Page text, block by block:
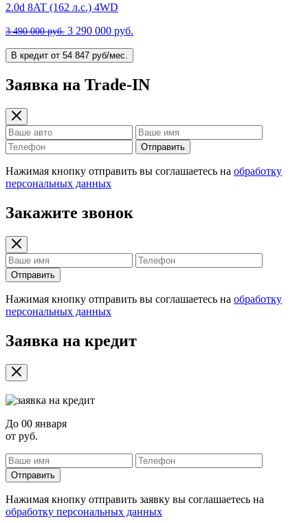
2.0d 8AT (162 л.с.) 4WD
3 490 000 руб. 3 290 000 руб.
В кредит от 54 847 руб/мес.
Заявка на Trade-IN
Отправить
Нажимая кнопку отправить вы соглашаетесь на обработку
персональных данных
Закажите звонок
Отправить
Нажимая кнопку отправить вы соглашаетесь на обработку
персональных данных
Заявка на кредит
До 00 января
от руб.
Отправить
Нажимая кнопку отправить заявку вы соглашаетесь на
обработку персональных данных